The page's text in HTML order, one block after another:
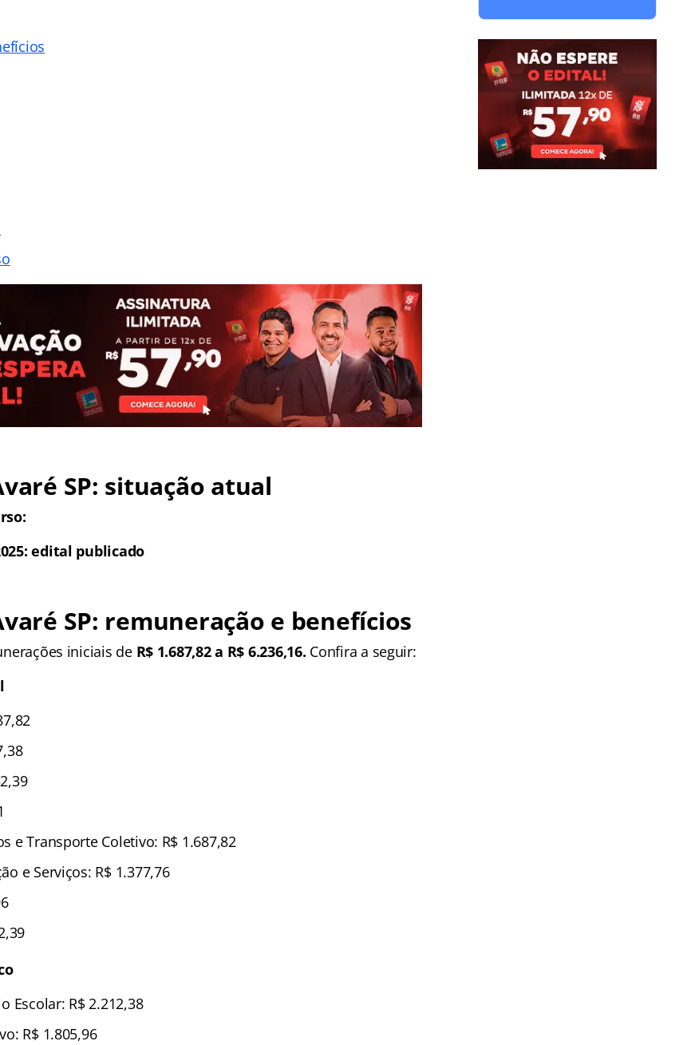
SP: situação atual
edital publicado
SP: remuneração e benefícios
iniciais deR$ 1.687,82 a R$ 6.236,16. Confira a seguir:
e Transporte Coletivo: R$ 1.687,82
e Serviços: R$ 1.377,76
Escolar: R$ 2.212,38
R$ 1.805,96